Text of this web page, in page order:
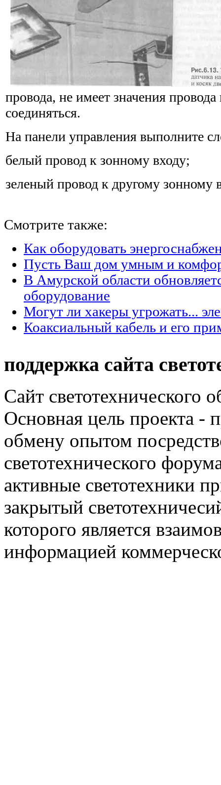
провода, не имеет значения провода
соединяться.
На панели управления выполните
белый провод к зонному входу;
зеленый провод к другому зонному
Смотрите также:
Как оборудовать
Пусть Ваш дом умным и
В Амурской области
оборудование
Могут ли хакеры угрожать...
Коаксиальный кабель и его
поддержка сайта
Сайт светотехнического
Основная цель проекта -
обмену опытом
светотехнического
активные светотехники
закрытый
которого является
информацией